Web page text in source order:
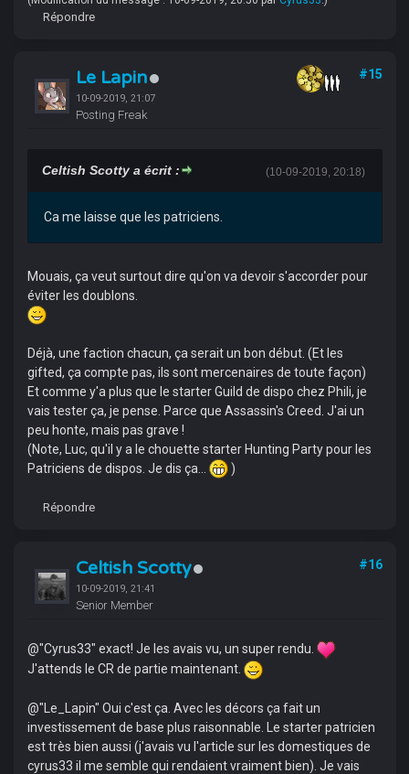
Répondre
Le Lapin
10-09-2019, 21:07
Posting Freak
#15
(10-09-2019, 20:18)
Celtish Scotty a écrit :
Ca me laisse que les patriciens.
Mouais, ça veut surtout dire qu'on va devoir s'accorder pour
éviter les doublons.
Déjà, une faction chacun, ça serait un bon début. (Et les
gifted, ça compte pas, ils sont mercenaires de toute façon)
Et comme y'a plus que le starter Guild de dispo chez Phili, je
vais tester ça, je pense. Parce que Assassin's Creed. J'ai un
peu honte, mais pas grave !
(Note, Luc, qu'il y a le chouette starter Hunting Party pour les
Patriciens de dispos. Je dis ça...
)
Répondre
Celtish Scotty
10-09-2019, 21:41
Senior Member
#16
@"Cyrus33" exact! Je les avais vu, un super rendu.
J'attends le CR de partie maintenant.
@"Le_Lapin" Oui c'est ça. Avec les décors ça fait un
investissement de base plus raisonnable. Le starter patricien
est très bien aussi (j'avais vu l'article sur les domestiques de
cyrus33 il me semble qui rendaient vraiment bien). Je vais